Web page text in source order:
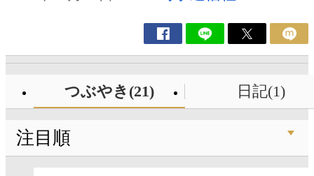
つぶやき(21) 日記(1)
注目順